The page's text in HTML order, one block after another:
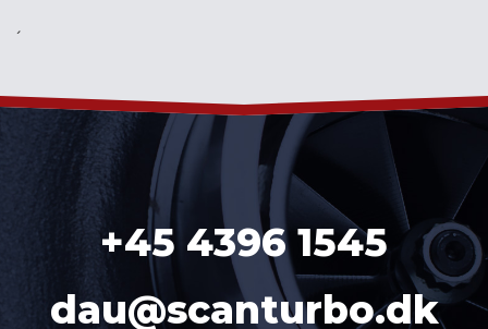
´
+45 4396 1545
dau@scanturbo.dk